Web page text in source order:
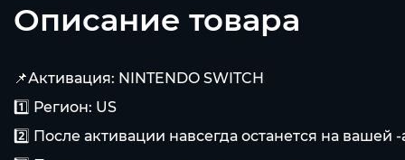
Описание товара
📌Активация: NINTENDO SWITCH
1️⃣ Регион: US
2️⃣ После активации навсегда останется на вашей -